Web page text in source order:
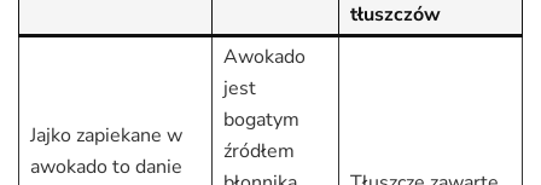
tłuszczów
Jajko zapiekane w
awokado to danie
Awokado
jest
bogatym
źródłem